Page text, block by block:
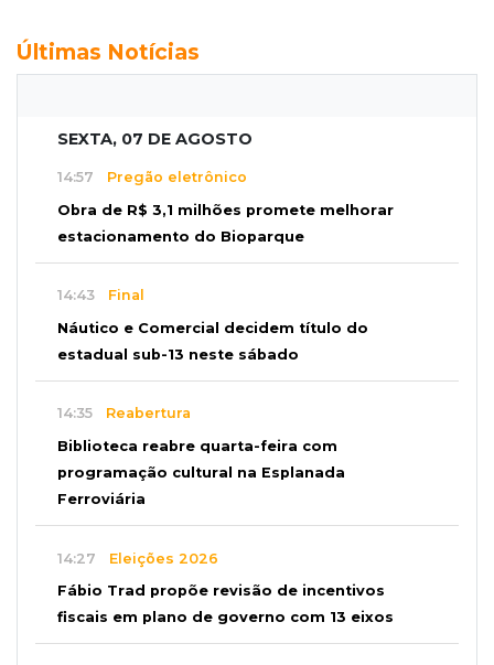
Últimas Notícias
SEXTA, 07 DE AGOSTO
14:57 Pregão eletrônico
Obra de R$ 3,1 milhões promete melhorar
estacionamento do Bioparque
14:43 Final
Náutico e Comercial decidem título do
estadual sub-13 neste sábado
14:35 Reabertura
Biblioteca reabre quarta-feira com
programação cultural na Esplanada
Ferroviária
14:27 Eleições 2026
Fábio Trad propõe revisão de incentivos
fiscais em plano de governo com 13 eixos